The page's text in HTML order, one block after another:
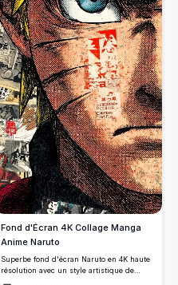
Fond d'Écran 4K Collage Manga
Anime Naruto
Superbe fond d'écran Naruto en 4K haute
résolution avec un style artistique de